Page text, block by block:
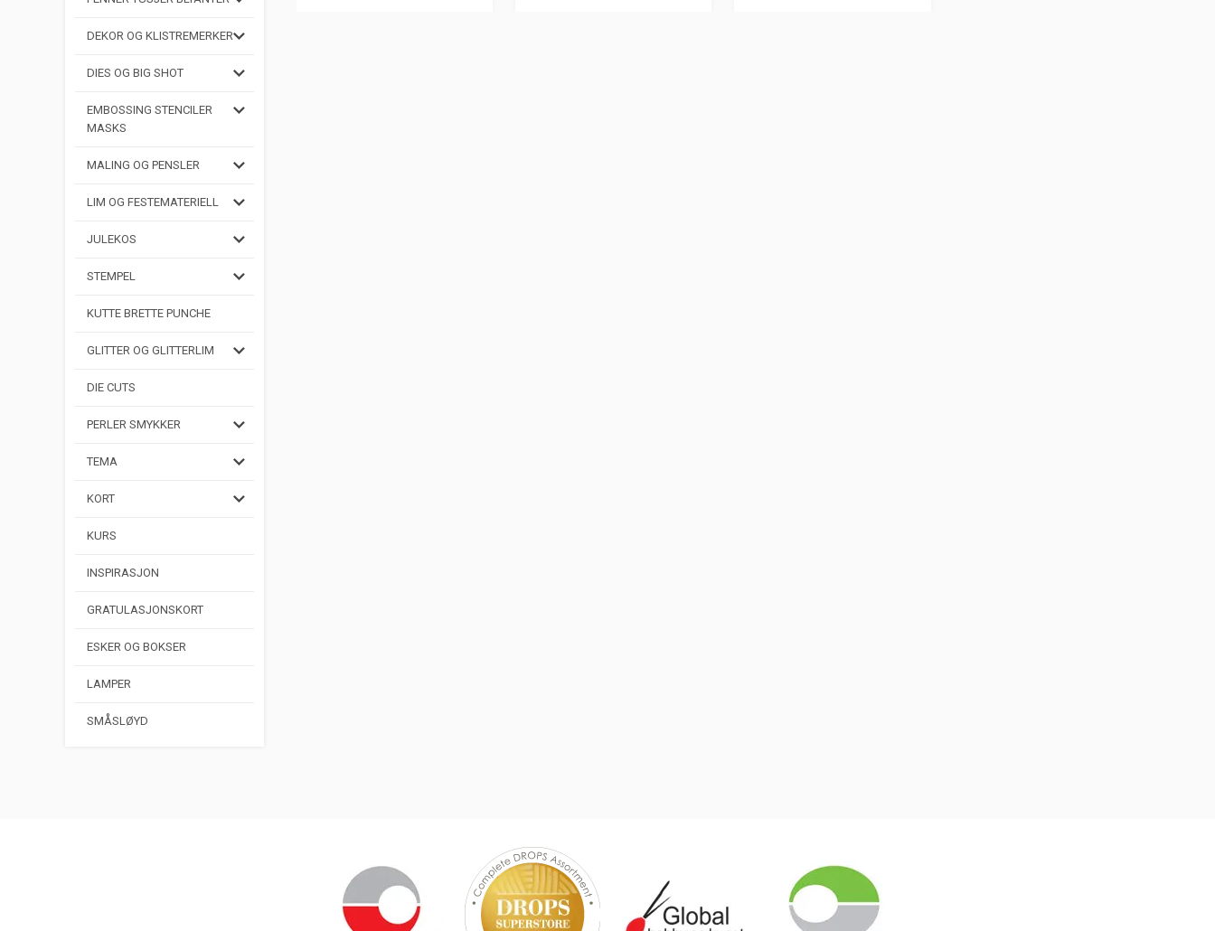
DEKOR OG KLISTREMERKER
DIES OG BIG SHOT
EMBOSSING STENCILER
MASKS
MALING OG PENSLER
LIM OG FESTEMATERIELL
JULEKOS
STEMPEL
KUTTE BRETTE PUNCHE
GLITTER OG GLITTERLIM
DIE CUTS
PERLER SMYKKER
TEMA
KORT
KURS
INSPIRASJON
GRATULASJONSKORT
ESKER OG BOKSER
LAMPER
SMÅSLØYD